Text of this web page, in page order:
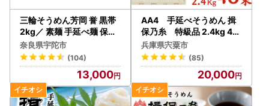
三輪そうめん芳岡 誉 黒帯
2kg／ 素麺 手延べ麺 保存
食 温かい 鍋の締め 化粧箱
お取り寄せ ギフト 奈良県
宇陀市 ふるさと納税
奈良県宇陀市
(104)
13,000
AA4 手延べそうめん 揖
保乃糸 特級品 2.4kg 48
束
兵庫県宍粟市
(85)
20,000